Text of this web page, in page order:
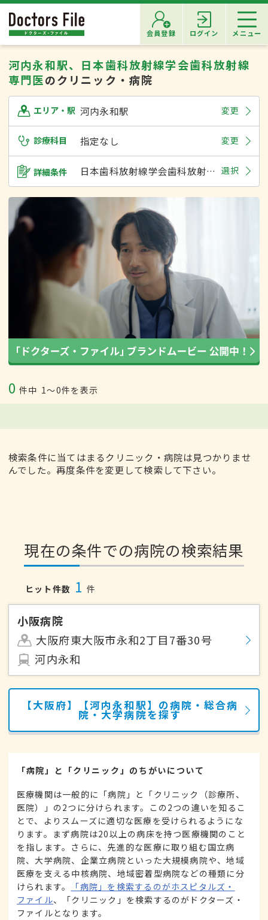
会員登録 ログイン メニュー
河内永和駅、日本歯科放射線学会歯科放射線
専門医のクリニック・病院
エリア・駅 河内永和駅 変更
診療科目 指定なし 変更
詳細条件 日本歯科放射線学会歯科放射線専門医 選択
0 件中 1〜0件を表示
検索条件に当てはまるクリニック・病院は見つかりませ
んでした。再度条件を変更して検索して下さい。
現在の条件での病院の検索結果
ヒット件数 1 件
小阪病院
大阪府東大阪市永和2丁目7番30号
河内永和
【大阪府】【河内永和駅】の病院・総合病
院・大学病院を探す
「病院」と「クリニック」のちがいについて
医療機関は一般的に「病院」と「クリニック（診療所、
医院）」の2つに分けられます。この2つの違いを知るこ
とで、よりスムーズに適切な医療を受けられるようにな
ります。まず病院は20以上の病床を持つ医療機関のこと
を指します。さらに、先進的な医療に取り組む国立病
院、大学病院、企業立病院といった大規模病院や、地域
医療を支える中核病院、地域密着型病院などの種類に分
けられます。
「病院」を検索するのがホスピタルズ・
ファイル、「クリニック」を検索するのがドクターズ・
ファイルとなります。